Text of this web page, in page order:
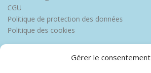
Gérer le consentement
CGU
Politique de protection des données
Politique des cookies